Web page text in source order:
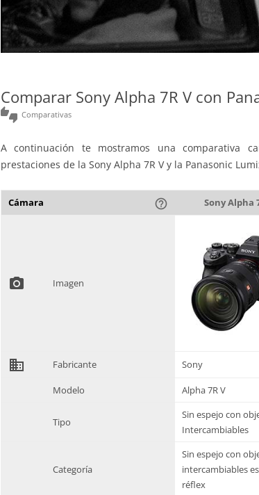
Comparar Sony Alpha 7R V con
thumbs_up_down Comparativas
A continuación te mostramos una comparativa
prestaciones de la Sony Alpha 7R V y la Panasonic
Cámara help_outline Sony Alpha
photo_camera Imagen
domain Fabricante Sony
Modelo Alpha 7R V
Tipo
Sin espejo con
Intercambiables
Categoría
Sin espejo con
intercambiables
réflex